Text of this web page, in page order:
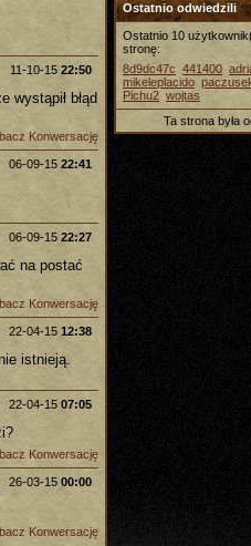
11-10-15 22:50
wystąpił błąd
Konwersację
06-09-15 22:41
06-09-15 22:27
na postać
Konwersację
22-04-15 12:38
istnieją.
22-04-15 07:05
Konwersację
26-03-15 00:00
Konwersację
Ostatnio odwiedzili
Ostatnio 10
stronę:
8d9dc47c 441400
mikeleplacido
Pichu2 wojtas
Ta strona była